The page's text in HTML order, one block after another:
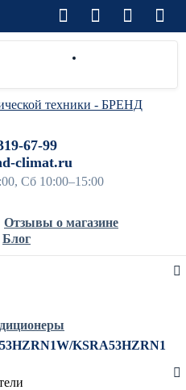
Сотрудничество
67-99
climat.ru
Сб 10:00–15:00
Отзывы о магазине
Блог
KSRA53HZRN1